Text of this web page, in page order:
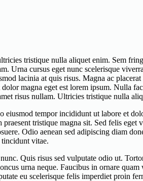
tristique nulla aliquet enim. Sem
Urna cursus eget nunc scelerisque
lacinia at quis risus. Magna ac
magna eget est lorem ipsum.
risus nullam. Ultricies tristique nulla
eiusmod tempor incididunt ut labore et
tristique magna sit. Sed felis
Odio aenean sed adipiscing diam
vitae.
Quis risus sed vulputate odio ut.
urna neque. Faucibus in ornare
eu scelerisque felis imperdiet proin